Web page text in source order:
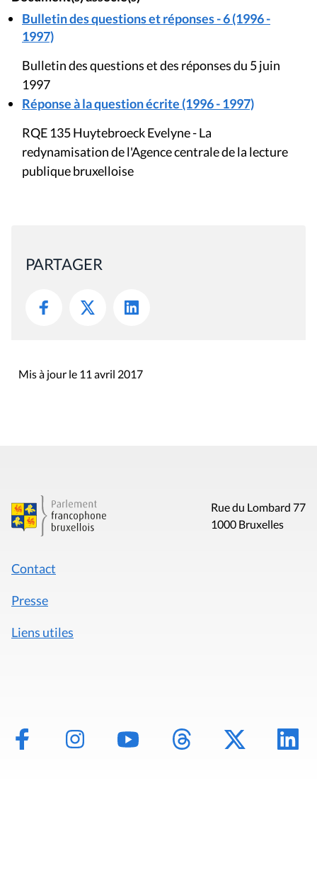
Bulletin des questions et réponses - 6 (1996 -
1997)
Bulletin des questions et des réponses du 5 juin
1997
Réponse à la question écrite (1996 - 1997)
RQE 135 Huytebroeck Evelyne - La
redynamisation de l'Agence centrale de la lecture
publique bruxelloise
PARTAGER
Mis à jour le 11 avril 2017
Rue du Lombard 77
1000 Bruxelles
Contact
Presse
Liens utiles